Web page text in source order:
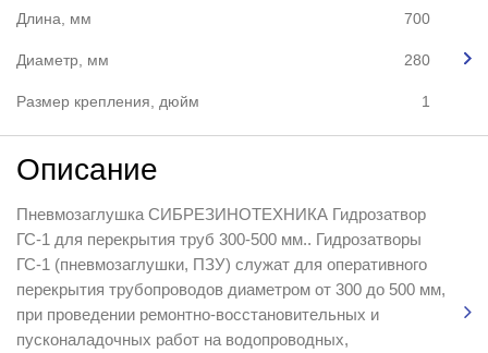
Длина, мм 700
Диаметр, мм 280
Размер крепления, дюйм 1
Описание
Пневмозаглушка СИБРЕЗИНОТЕХНИКА Гидрозатвор
ГС-1 для перекрытия труб 300-500 мм.. Гидрозатворы
ГС-1 (пневмозаглушки, ПЗУ) служат для оперативного
перекрытия трубопроводов диаметром от 300 до 500 мм,
при проведении ремонтно-восстановительных и
пусконаладочных работ на водопроводных,